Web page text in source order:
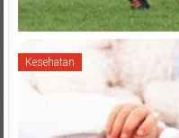
Kesehatan